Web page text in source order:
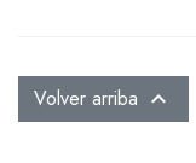
Volver arriba 